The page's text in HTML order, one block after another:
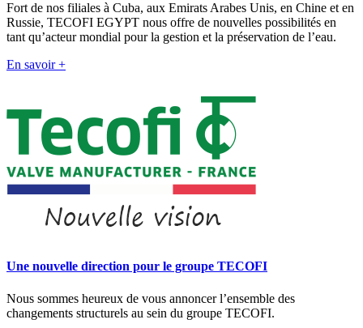
Fort de nos filiales à Cuba, aux Emirats Arabes Unis, en Chine et en
Russie, TECOFI EGYPT nous offre de nouvelles possibilités en
tant qu’acteur mondial pour la gestion et la préservation de l’eau.
En savoir +
Une nouvelle direction pour le groupe TECOFI
Nous sommes heureux de vous annoncer l’ensemble des
changements structurels au sein du groupe TECOFI.